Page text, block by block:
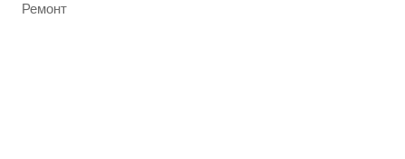
Ремонт